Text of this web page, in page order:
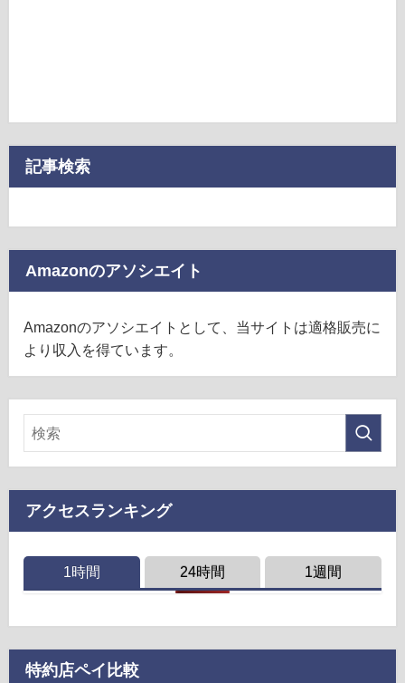
記事検索
Amazonのアソシエイト
Amazonのアソシエイトとして、当サイトは適格販売に
より収入を得ています。
アクセスランキング
1時間 24時間 1週間
特約店ペイ比較